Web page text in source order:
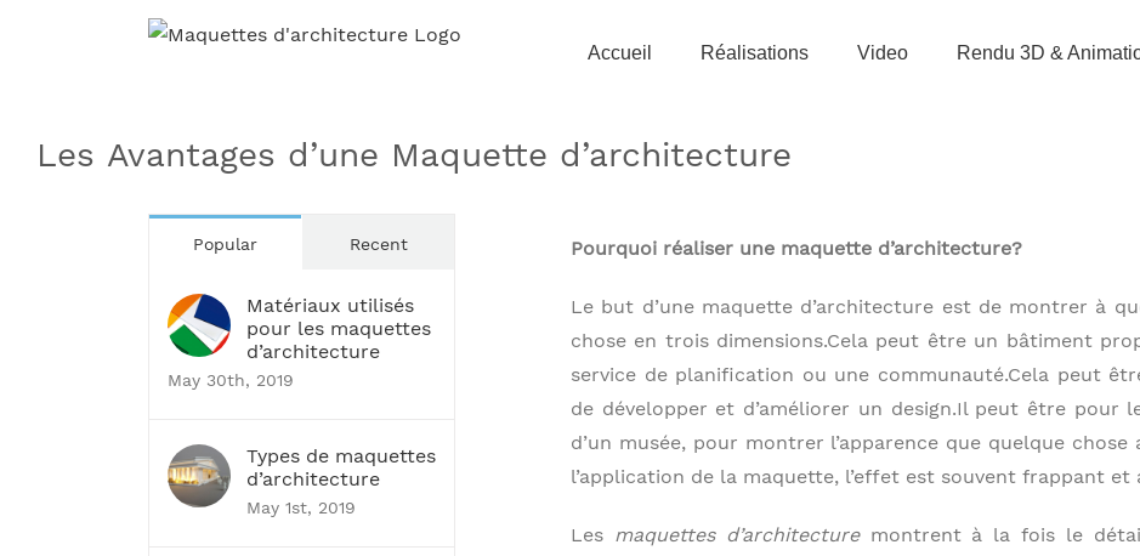
Accueil Réalisations Video Rendu 3D &
Les Avantages d’une Maquette d’architecture
Pourquoi réaliser une maquette d’architecture?
Le but d’une maquette d’architecture est de montrer à
chose en trois dimensions.Cela peut être un bâtiment
service de planification ou une communauté.Cela peut
de développer et d’améliorer un design.Il peut être pour
d’un musée, pour montrer l’apparence que quelque
l’application de la maquette, l’effet est souvent frappant et
Les maquettes d’architecturemontrent à la fois le
Popular Recent
Matériaux utilisés
pour les maquettes
d’architecture
May 30th, 2019
Types de maquettes
d’architecture
May 1st, 2019